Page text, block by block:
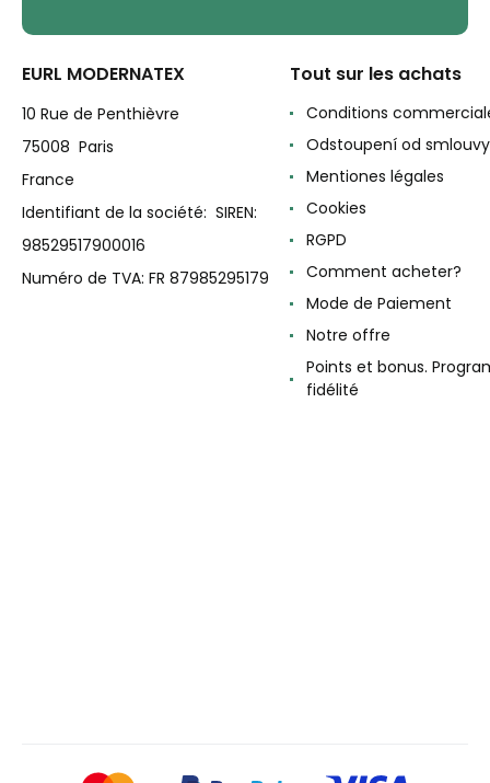
EURL MODERNATEX
10 Rue de Penthièvre
75008 Paris
France
Identifiant de la société: SIREN:
98529517900016
Numéro de TVA: FR 87985295179
Tout sur les achats
Conditions
Odstoupení od smlouvy
Mentiones légales
Cookies
RGPD
Comment acheter?
Mode de Paiement
Notre offre
Points et bonus.
fidélité